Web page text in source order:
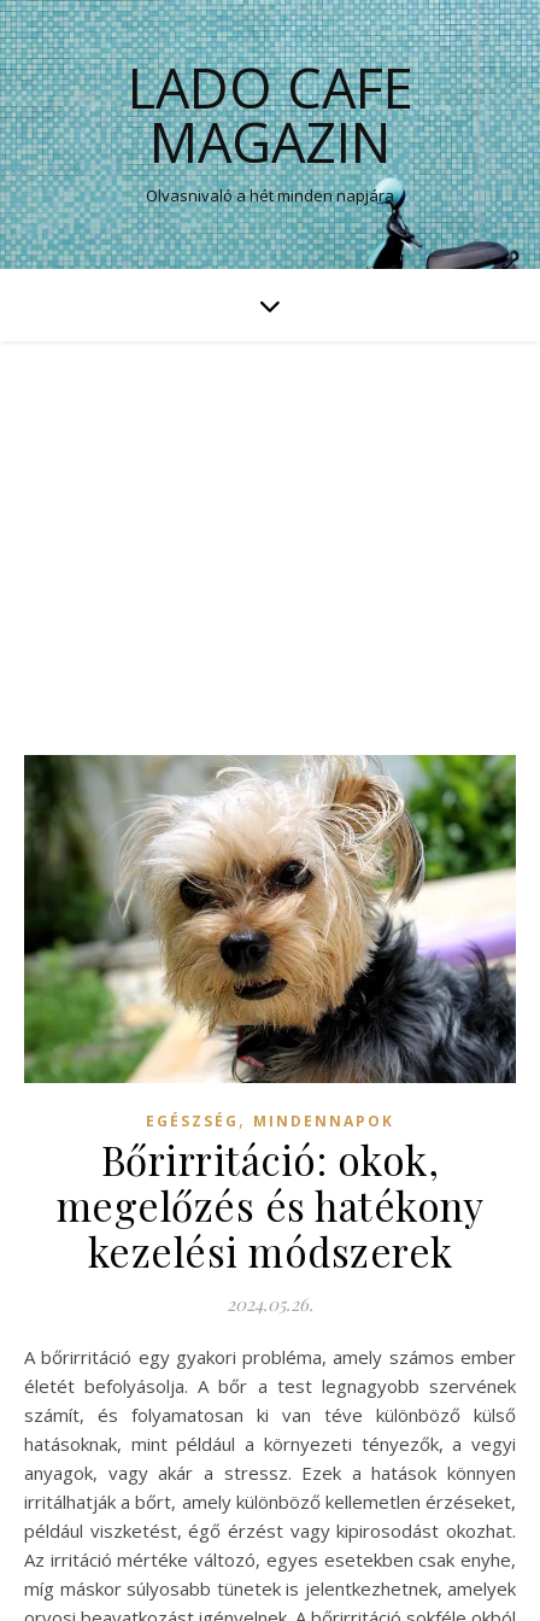
LADO CAFE
MAGAZIN
Olvasnivaló a hét minden napjára
EGÉSZSÉG , MINDENNAPOK
Bőrirritáció: okok,
megelőzés és hatékony
kezelési módszerek
2024.05.26.
A bőrirritáció egy gyakori probléma, amely számos ember
életét befolyásolja. A bőr a test legnagyobb szervének
számít, és folyamatosan ki van téve különböző külső
hatásoknak, mint például a környezeti tényezők, a vegyi
anyagok, vagy akár a stressz. Ezek a hatások könnyen
irritálhatják a bőrt, amely különböző kellemetlen érzéseket,
például viszketést, égő érzést vagy kipirosodást okozhat.
Az irritáció mértéke változó, egyes esetekben csak enyhe,
míg máskor súlyosabb tünetek is jelentkezhetnek, amelyek